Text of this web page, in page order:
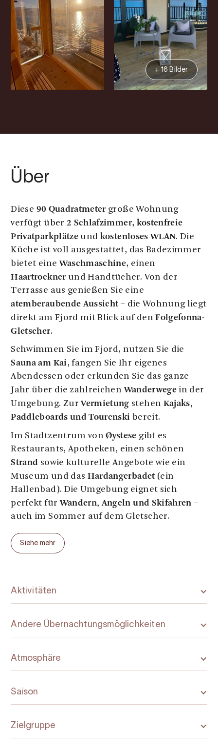
+ 16 Bilder
Über
Diese 90 Quadratmeter große Wohnung
verfügt über 2 Schlafzimmer, kostenfreie
Privatparkplätze und kostenloses WLAN. Die
Küche ist voll ausgestattet, das Badezimmer
bietet eineWaschmaschine, einen
Haartrockner und Handtücher. Von der
Terrasse aus genießen Sie eine
atemberaubende Aussicht– die Wohnung liegt
direkt am Fjord mit Blick auf denFolgefonna-
Gletscher.
Schwimmen Sie im Fjord, nutzen Sie die
Sauna am Kai, fangen Sie Ihr eigenes
Abendessen oder erkunden Sie das ganze
Jahr über die zahlreichenWanderwege in der
Umgebung. ZurVermietung stehen Kajaks,
Paddleboards und Tourenski bereit.
Im Stadtzentrum vonØystese gibt es
Restaurants, Apotheken, einen schönen
Strand sowie kulturelle Angebote wie ein
Museum und das Hardangerbadet(ein
Hallenbad). Die Umgebung eignet sich
perfekt fürWandern, Angeln und Skifahren –
auch im Sommer auf dem Gletscher.
Willkommen an diesem perfekten Ort für Sie
und Ihre Familie –
Siehe mehr
Aktivitäten
Andere Übernachtungsmöglichkeiten
Atmosphäre
Saison
Zielgruppe